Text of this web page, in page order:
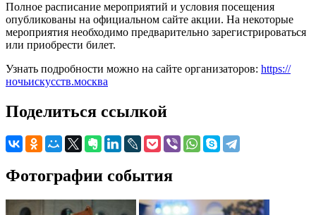
Полное расписание мероприятий и условия посещения
опубликованы на официальном сайте акции. На некоторые
мероприятия необходимо предварительно зарегистрироваться
или приобрести билет.
Узнать подробности можно на сайте организаторов: https://
ночьискусств.москва
Поделиться ссылкой
Фотографии события